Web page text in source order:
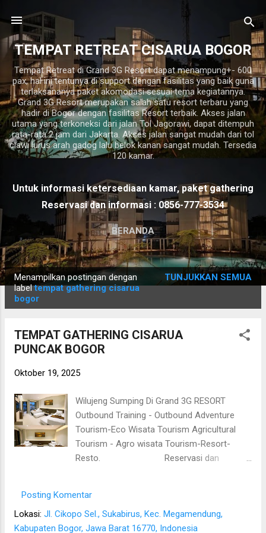
Langsung ke konten utama
TEMPAT RETREAT CISARUA BOGOR
Tempat Retreat di Grand 3G Resort dapat menampung+- 600
pax, hal ini tentunya di support dengan fasilitas yang baik guna
terlaksananya paket akomodasi sesuai tema kegiatannya.
Grand 3G Resort merupakan salah satu resort terbaru yang
hadir di Bogor dengan fasilitas Resort terbaik. Akses jalan
utama yang terkoneksi dari jalan Tol Jagorawi, dapat ditempuh
rata-rata 2 jam dari Jakarta. Akses jalan sangat mudah dari tol
ciawi lurus arah gadog lalu belok kanan sangat mudah. Tersedia
120 kamar.
Untuk informasi ketersediaan kamar, paket gathering
Reservasi dan informasi : 0856-777-3534
BERANDA
P
o
s
Menampilkan postingan dengan
labeltempat gathering cisarua
bogor
TUNJUKKAN SEMUA
TEMPAT GATHERING CISARUA
PUNCAK BOGOR
Oktober 19, 2025
Wilujeng Sumping Di Grand 3G RESORT
Outbound Training - Outbound Adventure
Tourism-Eco Wisata Tourism Agricultural
Tourism - Agro wisata Tourism-Resort-
Resto. Reservasi dan
grand 3g resort, Resort Grand 3g Puncak,
tempat 3g resort bogor, tempat retret murah
di bogor, tempat retreat di Megamendung
Posting Komentar
Lokasi: Jl. Cikopo Sel., Sukabirus, Kec. Megamendung,
Kabupaten Bogor, Jawa Barat 16770, Indonesia